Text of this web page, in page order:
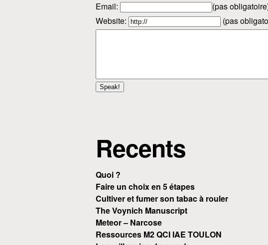
Email:
(pas
Website:
(pas
Recents
Quoi ?
Faire un choix en 5 étapes
Cultiver et fumer son tabac à rouler
The Voynich Manuscript
Meteor – Narcose
Ressources M2 QCI IAE TOULON